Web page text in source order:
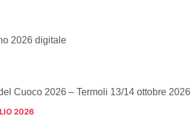
2026 digitale
Cuoco 2026 – Termoli 13/14 ottobre 2026
2026